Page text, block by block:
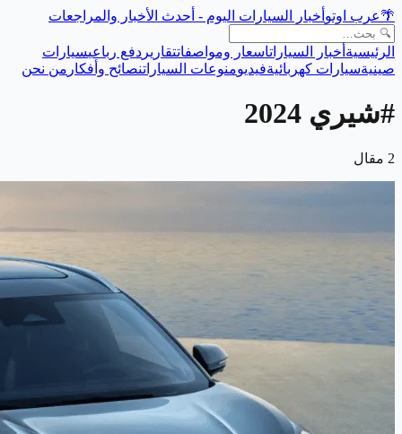
🌴عرب اوتو أخبار السيارات اليوم - أحدث الأخبار والمراجعات
الرئيسية أخبار السياراتاسعار ومواصفاتتقارير دفع رباعيسيارات
صينيةسيارات كهربائيةفيديومنوعات السياراتنصائح وأفكار من نحن
#شيري 2024
2 مقال